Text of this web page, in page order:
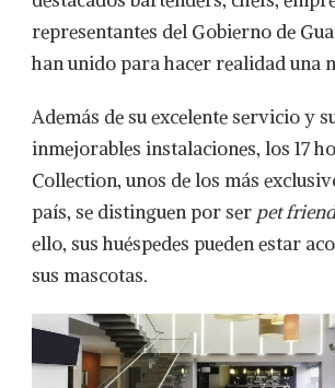
representantes del Gobierno de
han unido para hacer realidad una
Además de su excelente servicio y
inmejorables instalaciones, los 17
Collection, unos de los más
país, se distinguen por ser pet
ello, sus huéspedes pueden estar
sus mascotas.